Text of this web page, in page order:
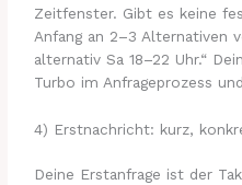
Zeitfenster. Gibt es keine
Anfang an 2–3 Alternativen
alternativ Sa 18–22 Uhr.“
Turbo im Anfrageprozess
4) Erstnachricht: kurz,
Deine Erstanfrage ist der